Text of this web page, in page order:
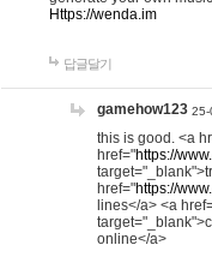
Https://wenda.im
답글달기
gamehow123 25-
this is good. <a
href="https://
href="https://
lines</a> <a
online</a>